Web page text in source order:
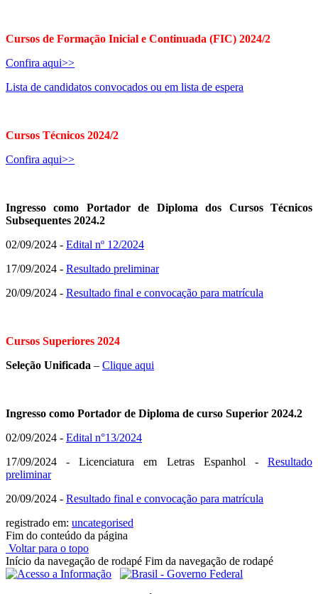
Cursos de Formação Inicial e Continuada (FIC) 2024/2
Confira aqui>>
Lista de candidatos convocados ou em lista de espera
Cursos Técnicos 2024/2
Confira aqui>>
Ingresso como Portador de Diploma dos Cursos Técnicos
Subsequentes 2024.2
02/09/2024 - Edital nº 12/2024
17/09/2024 - Resultado preliminar
20/09/2024 - Resultado final e convocação para matrícula
Cursos Superiores 2024
Seleção Unificada – Clique aqui
Ingresso como Portador de Diploma de curso Superior 2024.2
02/09/2024 - Edital n°13/2024
17/09/2024 - Licenciatura em Letras Espanhol - Resultado
preliminar
20/09/2024 - Resultado final e convocação para matrícula
registrado em: uncategorised
Fim do conteúdo da página
Voltar para o topo
Início da navegação de rodapé Fim da navegação de rodapé